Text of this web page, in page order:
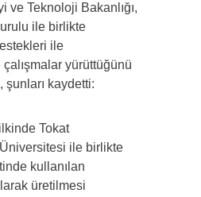
ve Teknoloji Bakanlığı,
ile birlikte
ile
yürüttüğünü
kaydetti:
Tokat
ile birlikte
kullanılan
üretilmesi